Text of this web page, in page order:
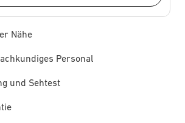
Nähe
Personal
und Sehtest